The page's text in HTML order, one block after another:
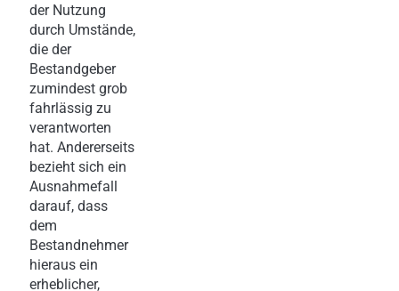
der Nutzung
durch Umstände,
die der
Bestandgeber
zumindest grob
fahrlässig zu
verantworten
hat. Andererseits
bezieht sich ein
Ausnahmefall
darauf, dass
dem
Bestandnehmer
hieraus ein
erheblicher,